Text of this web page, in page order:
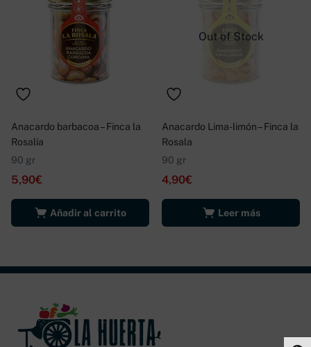
Anacardo barbacoa – Finca la
Rosalía
90 gr
5,90€
Añadir al carrito
Out of Stock
Anacardo Lima-limón – Finca la
Rosala
90 gr
4,90€
Leer más